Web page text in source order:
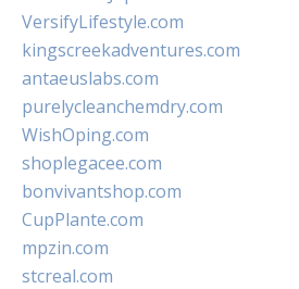
VersifyLifestyle.com
kingscreekadventures.com
antaeuslabs.com
purelycleanchemdry.com
WishOping.com
shoplegacee.com
bonvivantshop.com
CupPlante.com
mpzin.com
stcreal.com